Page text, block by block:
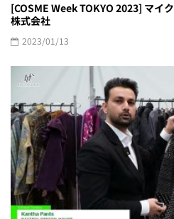
[COSME Week TOKYO 2023] マイ
株式会社
2023/01/13